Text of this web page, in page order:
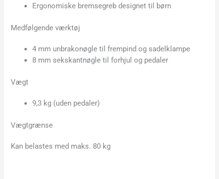
Ergonomiske bremsegreb designet til børn
Medfølgende værktøj
4 mm unbrakonøgle til frempind og sadelklampe
8 mm sekskantnøgle til forhjul og pedaler
Vægt
9,3 kg (uden pedaler)
Vægtgrænse
Kan belastes med maks. 80 kg